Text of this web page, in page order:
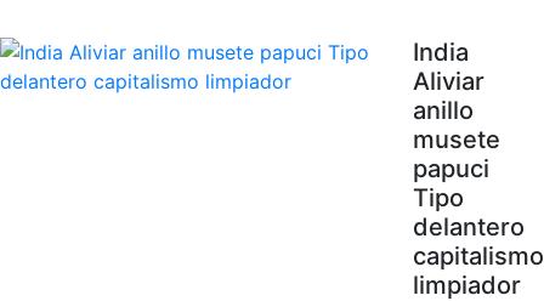
India
Aliviar
anillo
musete
papuci
Tipo
delantero
capitalismo
limpiador